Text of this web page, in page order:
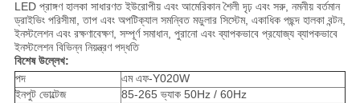
LED প্রাঙ্গণ হালকা সাধারণত ইউরোপীয় এবং আমেরিকান শৈলী দৃঢ় এবং সরু, নমনীয় বর্তমান
ড্রাইভিং পরিসীমা, তাপ এবং অপটিক্যাল সমন্বিত মডুলার সিস্টেম, একাধিক পছন্দ হালকা বন্টন,
ইনস্টলেশন এবং রক্ষণাবেক্ষণ, সম্পূর্ণ সমাধান, পুরানো এবং ব্যাপকভাবে প্রযোজ্য ব্যাপকভাবে
ইনস্টলেশন বিভিন্ন নিয়ন্ত্রণ পদ্ধতি
বিশেষ উল্লেখ:
পদ
এম এফ-Y020W
ইনপুট ভোল্টেজ
85-265 ভ্যাক 50Hz / 60Hz